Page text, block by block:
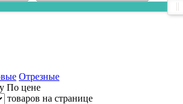
Отрезные
По цене
товаров на странице